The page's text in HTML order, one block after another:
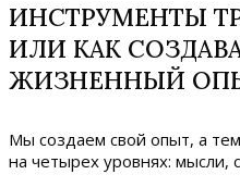
ИНСТРУМЕНТЫ
ИЛИ КАК
ЖИЗНЕННЫЙ
Мы создаем свой опыт, а
на четырех уровнях: мысли,